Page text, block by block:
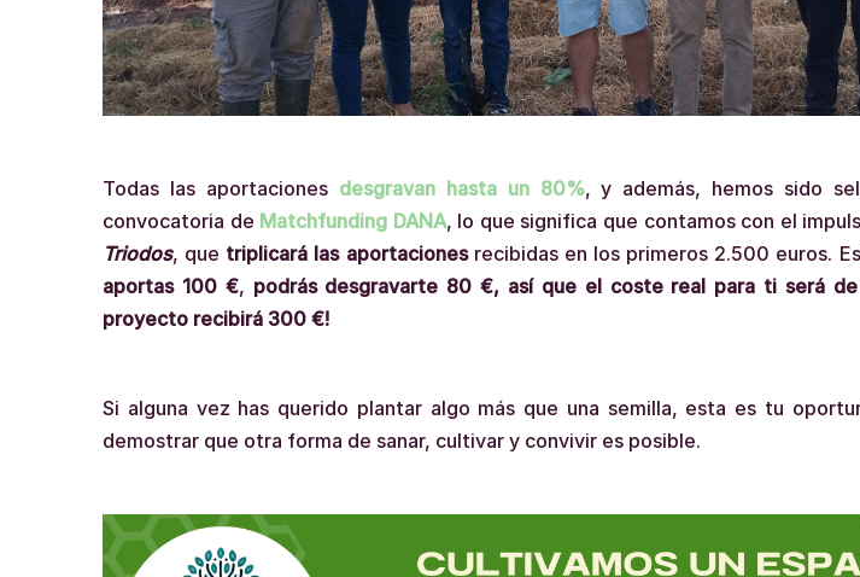
Todas las aportaciones desgravan hasta un 80%, y además, hemos sido
convocatoria de Matchfunding DANA, lo que significa que contamos con el
Triodos, que triplicará las aportacionesrecibidas en los primeros 2.500 euros.
aportas 100 €, podrás desgravarte 80 €, así que el coste real para ti será
proyecto recibirá 300 €!
Si alguna vez has querido plantar algo más que una semilla, esta es tu
demostrar que otra forma de sanar, cultivar y convivir es posible.